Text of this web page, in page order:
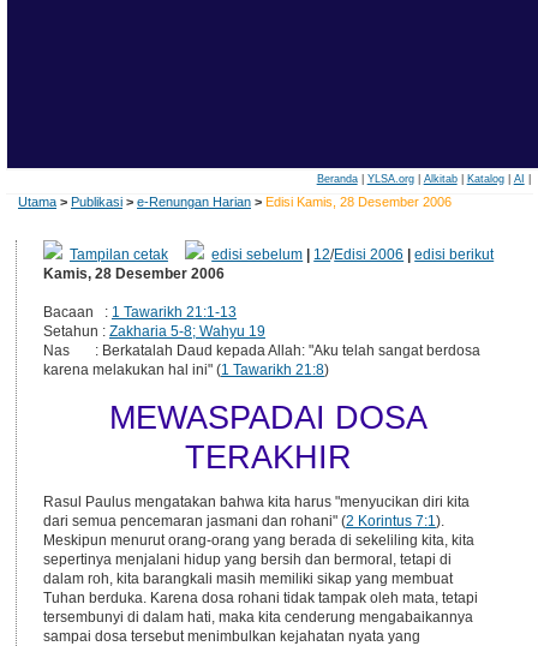
Beranda| YLSA.org| Alkitab| Katalog| AI
Utama > Publikasi > e-Renungan Harian > Edisi Kamis, 28 Desember 2006
Tampilan cetak edisi sebelum 12/Edisi 2006 |edisi berikut
Kamis, 28 Desember 2006
Bacaan : 1 Tawarikh 21:1-13
Setahun : Zakharia 5-8; Wahyu 19
Nas : Berkatalah Daud kepada Allah: "Aku telah sangat berdosa
karena melakukan hal ini" (1 Tawarikh 21:8)
MEWASPADAI DOSA
TERAKHIR
Rasul Paulus mengatakan bahwa kita harus "menyucikan diri kita
dari semua pencemaran jasmani dan rohani" (2 Korintus 7:1).
Meskipun menurut orang-orang yang berada di sekeliling kita, kita
sepertinya menjalani hidup yang bersih dan bermoral, tetapi di
dalam roh, kita barangkali masih memiliki sikap yang membuat
Tuhan berduka. Karena dosa rohani tidak tampak oleh mata, tetapi
tersembunyi di dalam hati, maka kita cenderung mengabaikannya
sampai dosa tersebut menimbulkan kejahatan nyata yang